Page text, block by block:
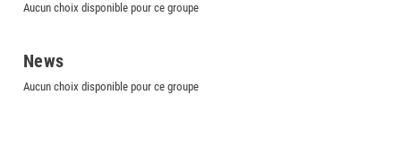
Aucun choix disponible pour ce groupe
News
Aucun choix disponible pour ce groupe